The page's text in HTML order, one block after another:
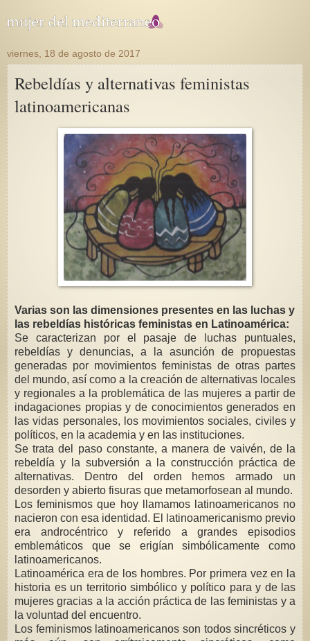
viernes, 18 de agosto de 2017
Rebeldías y alternativas feministas
latinoamericanas
Varias son las dimensiones presentes en las luchas y
las rebeldías históricas feministas en Latinoamérica:
Se caracterizan por el pasaje de luchas puntuales,
rebeldías y denuncias, a la asunción de propuestas
generadas por movimientos feministas de otras partes
del mundo, así como a la creación de alternativas locales
y regionales a la problemática de las mujeres a partir de
indagaciones propias y de conocimientos generados en
las vidas personales, los movimientos sociales, civiles y
políticos, en la academia y en las instituciones.
Se trata del paso constante, a manera de vaivén, de la
rebeldía y la subversión a la construcción práctica de
alternativas. Dentro del orden hemos armado un
desorden y abierto fisuras que metamorfosean al mundo.
Los feminismos que hoy llamamos latinoamericanos no
nacieron con esa identidad. El latinoamericanismo previo
era androcéntrico y referido a grandes episodios
emblemáticos que se erigían simbólicamente como
latinoamericanos.
Latinoamérica era de los hombres. Por primera vez en la
historia es un territorio simbólico y político para y de las
mujeres gracias a la acción práctica de las feministas y a
la voluntad del encuentro.
Los feminismos latinoamericanos son todos sincréticos y